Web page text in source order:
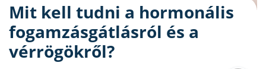
Mit kell tudni a hormonális
fogamzásgátlásról és a
vérrögökről?